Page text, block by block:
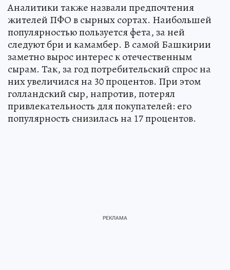
Аналитики также назвали предпочтения
жителей ПФО в сырных сортах. Наибольшей
популярностью пользуется фета, за ней
следуют бри и камамбер. В самой Башкирии
заметно вырос интерес к отечественным
сырам. Так, за год потребительский спрос на
них увеличился на 30 процентов. При этом
голландский сыр, напротив, потерял
привлекательность для покупателей: его
популярность снизилась на 17 процентов.